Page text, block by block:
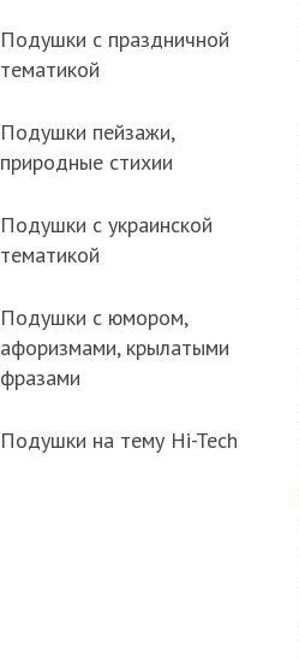
Подушки с праздничной
тематикой
Подушки пейзажи,
природные стихии
Подушки с украинской
тематикой
Подушки с юмором,
афоризмами, крылатыми
фразами
Подушки на тему Hi-Tech